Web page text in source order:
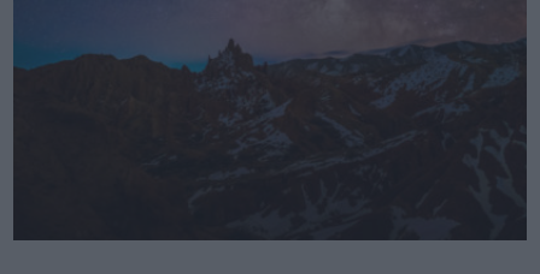
VIEW POST